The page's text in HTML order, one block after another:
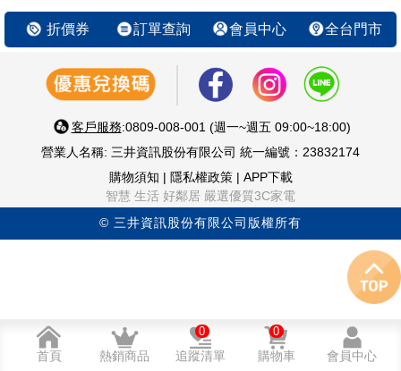
折價券 訂單查詢 會員中心 全台門市
客戶服務:0809-008-001 (週一~週五 09:00~18:00)
營業人名稱: 三井資訊股份有限公司 統一編號：23832174
購物須知 | 隱私權政策| APP下載
智慧 生活 好鄰居 嚴選優質3C家電
© 三井資訊股份有限公司版權所有
首頁 熱銷商品 追蹤清單
0
購物車
0
會員中心